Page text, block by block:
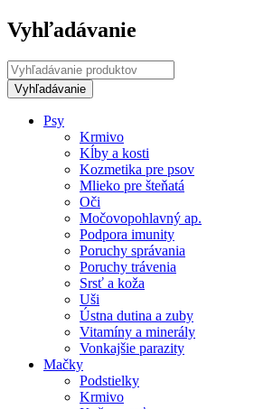
Vyhľadávanie
Psy
Krmivo
Kĺby a kosti
Kozmetika pre psov
Mlieko pre šteňatá
Oči
Močovopohlavný ap.
Podpora imunity
Poruchy správania
Poruchy trávenia
Srsť a koža
Uši
Ústna dutina a zuby
Vitamíny a minerály
Vonkajšie parazity
Mačky
Podstielky
Krmivo